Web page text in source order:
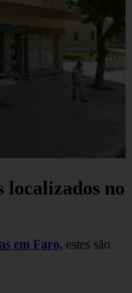
localizados no
em Faro, estes são